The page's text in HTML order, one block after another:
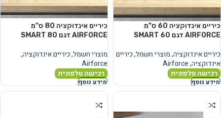
כיריים אינדוקציה 60 ס"מ
AIRFORCE דגם SMART 60
כיריים אינדוקציה,מוצרי חשמל,כיריים
אינדוקציה,
Airforce
רכישה טלפונית
מידע נוסף
כיריים אינדוקציה 80 ס"מ
AIRFORCE דגם SMART 80
מוצרי חשמל,כיריים אינדוקציה,
Airforce
רכישה טלפונית
מידע נוסף